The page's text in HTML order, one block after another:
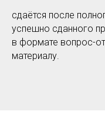
сдаётся после
успешно сданного
в формате вопрос-
материалу.